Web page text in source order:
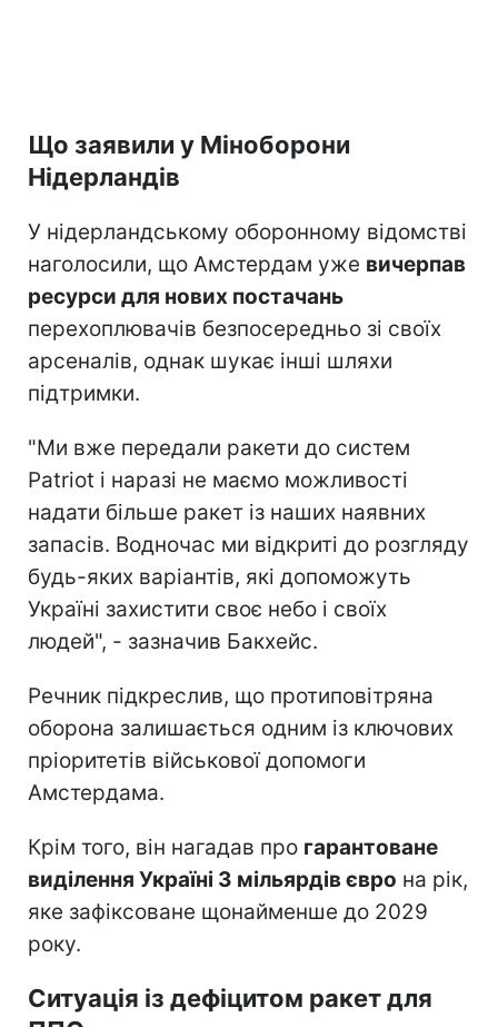
Що заявили у Міноборони
Нідерландів
У нідерландському оборонному відомстві
наголосили, що Амстердам уже вичерпав
ресурси для нових постачань
перехоплювачів безпосередньо зі своїх
арсеналів, однак шукає інші шляхи
підтримки.
"Ми вже передали ракети до систем
Patriot і наразі не маємо можливості
надати більше ракет із наших наявних
запасів. Водночас ми відкриті до розгляду
будь-яких варіантів, які допоможуть
Україні захистити своє небо і своїх
людей", - зазначив Бакхейс.
Речник підкреслив, що протиповітряна
оборона залишається одним із ключових
пріоритетів військової допомоги
Амстердама.
Крім того, він нагадав про гарантоване
виділення Україні 3 мільярдів євро на рік,
яке зафіксоване щонайменше до 2029
року.
Ситуація із дефіцитом ракет для